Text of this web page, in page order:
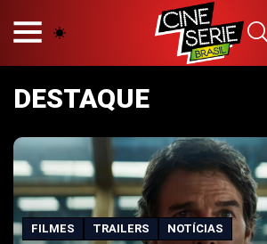
PRINCÍPIOS EDITORIAIS
TERMOS E CONDIÇÕES
CONTATO
DESTAQUE
FILMES TRAILERS NOTÍCIAS